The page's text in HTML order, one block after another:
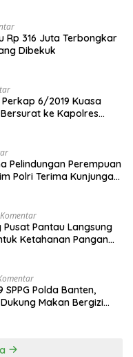
Rp 316 Juta Terbongkar
Dibekuk
6/2019 Kuasa
ke Kapolres
Pelindungan Perempuan
Polri Terima Kunjungan
Pantau Langsung
Ketahanan Pangan
Polda Banten,
Makan Bergizi